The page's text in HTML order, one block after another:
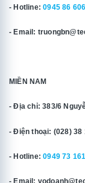
- Hotline:0945 86
- Email:
MIỀN NAM
- Địa chỉ: 383/6
- Điện thoại: (028) 38
- Hotline:0949 73
- Email: